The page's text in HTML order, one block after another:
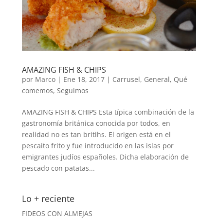
AMAZING FISH & CHIPS
por Marco| Ene 18, 2017| Carrusel, General, Qué
comemos, Seguimos
AMAZING FISH & CHIPS Esta típica combinación de la
gastronomía británica conocida por todos, en
realidad no es tan britihs. El origen está en el
pescaito frito y fue introducido en las islas por
emigrantes judíos españoles. Dicha elaboración de
pescado con patatas...
Lo + reciente
FIDEOS CON ALMEJAS